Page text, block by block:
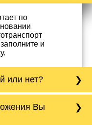
по
и
или нет?
до 20 тонн.
Вы